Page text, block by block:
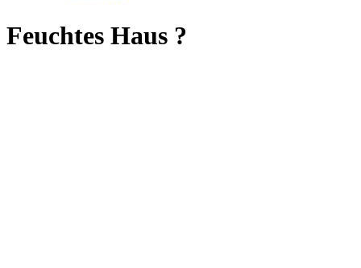
Feuchtes Haus ?